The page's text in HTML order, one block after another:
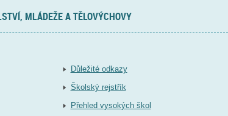
MLÁDEŽE A TĚLOVÝCHOVY
Důležité odkazy
Školský rejstřík
Přehled vysokých škol